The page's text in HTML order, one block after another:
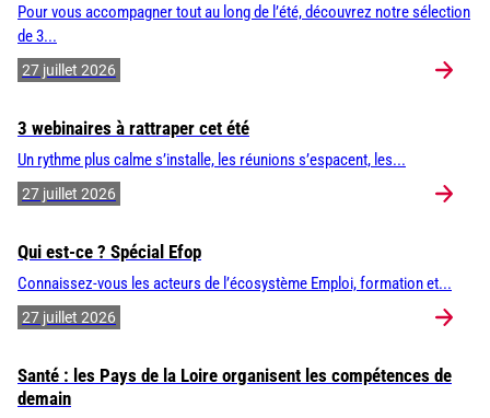
Pour vous accompagner tout au long de l’été, découvrez notre sélection
de 3...
27 juillet 2026
3 webinaires à rattraper cet été
Un rythme plus calme s’installe, les réunions s’espacent, les...
27 juillet 2026
Qui est-ce ? Spécial Efop
Connaissez-vous les acteurs de l’écosystème Emploi, formation et...
27 juillet 2026
Santé : les Pays de la Loire organisent les compétences de
demain